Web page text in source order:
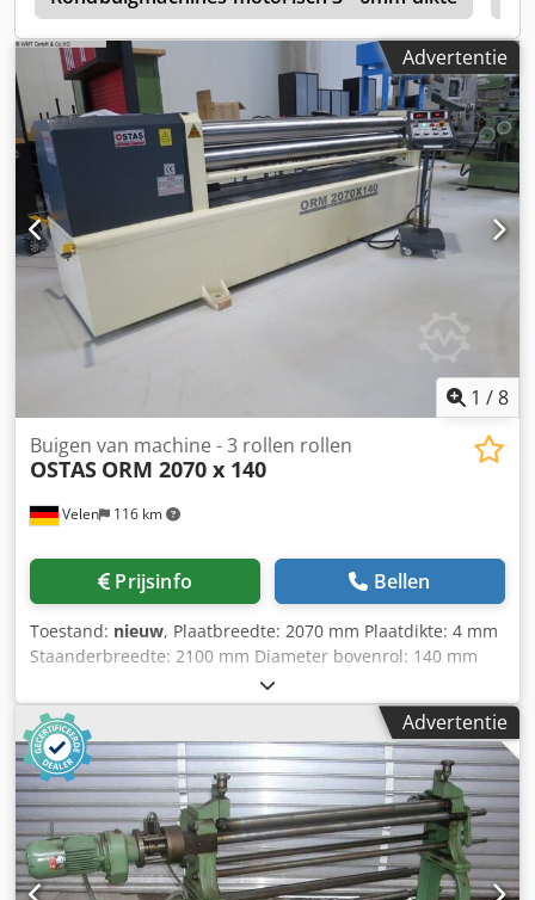
Hydraulische rolrem, voorkomt dat de plaat uit het
bovenste rollager glijdt Hydraulisch wegschuiven van de
plaat Hydraulisch wegschuiven van het bovenste rollager,
voor het eenvoudig verwijderen van de gevormde plaat.
Variabele snelheid Buiglengte: 2050 mm Buigcapaciteit: 13
mm (d x 5) Buigcapaciteit: 10 mm (d x 1,5) Buigcapaciteit:
10 mm (d x 1,5) Bovenste rol: 230 mm Onderste rol: 210
mm Maximale rolbreedte: 30 mm Lengte: 3830 mm
Breedte: 1160 mm Hoogte: 1200 mm Motorvermogen: 11
kW Gewicht: 4700 kg Djdpfx Aiedzzyfsxsck
Advertentie
1 /8
Velen 116 km
Buigen van machine - 3 rollen rollen
OSTAS ORM 2070 x 140
Prijsinfo Bellen
Toestand: nieuw, Plaatbreedte: 2070 mm Plaatdikte: 4 mm
Staanderbreedte: 2100 mm Diameter bovenrol: 140 mm
Machinegewicht ca. 0,37 t Plaatbuigmachine met: -
Capaciteit 2070 x 4 mm - Elektrisch instelbaar: achterste
rol en klem - Digitale uitlezing voor achterste rol en klem -
Gehardde rollen - Conisch buigen - Uitzwenkbare bovenrol
- Noodstopkoord als veiligheidsvoorziening Djdpfx Aiofv H
A Ujxeck - Documentatie
Advertentie